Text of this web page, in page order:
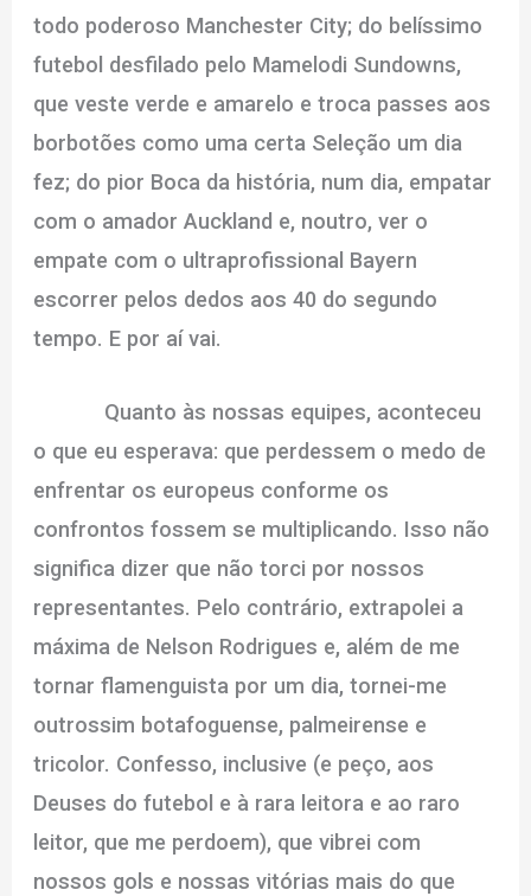
todo poderoso Manchester City; do belíssimo
futebol desfilado pelo Mamelodi Sundowns,
que veste verde e amarelo e troca passes aos
borbotões como uma certa Seleção um dia
fez; do pior Boca da história, num dia, empatar
com o amador Auckland e, noutro, ver o
empate com o ultraprofissional Bayern
escorrer pelos dedos aos 40 do segundo
tempo. E por aí vai.
Quanto às nossas equipes, aconteceu
o que eu esperava: que perdessem o medo de
enfrentar os europeus conforme os
confrontos fossem se multiplicando. Isso não
significa dizer que não torci por nossos
representantes. Pelo contrário, extrapolei a
máxima de Nelson Rodrigues e, além de me
tornar flamenguista por um dia, tornei-me
outrossim botafoguense, palmeirense e
tricolor. Confesso, inclusive (e peço, aos
Deuses do futebol e à rara leitora e ao raro
leitor, que me perdoem), que vibrei com
nossos gols e nossas vitórias mais do que